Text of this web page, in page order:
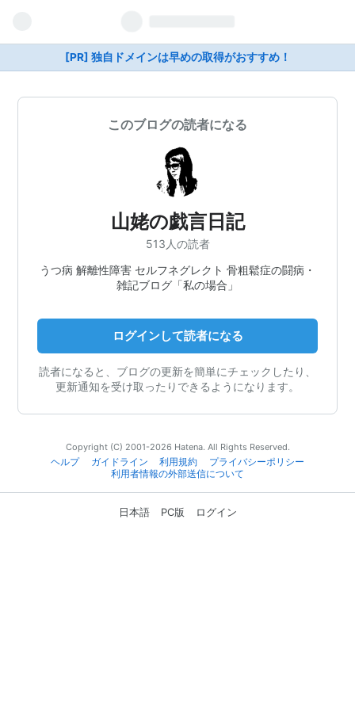
[PR] 独自ドメインは早めの取得がおすすめ！
このブログの読者になる
山姥の戯言日記
513人の読者
うつ病 解離性障害 セルフネグレクト 骨粗鬆症の闘病・
雑記ブログ「私の場合」
ログインして読者になる
読者になると、ブログの更新を簡単にチェックしたり、
更新通知を受け取ったりできるようになります。
Copyright (C) 2001-2026 Hatena. All Rights Reserved.
ヘルプ
ガイドライン 利用規約
プライバシーポリシー
利用者情報の外部送信について
日本語 PC版 ログイン